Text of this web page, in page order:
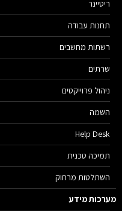
ריטיינר
תחנות עבודה
רשתות מחשבים
שרתים
ניהול פרוייקטים
השמה
Help Desk
תמיכה טכנית
השתלטות מרחוק
מידע